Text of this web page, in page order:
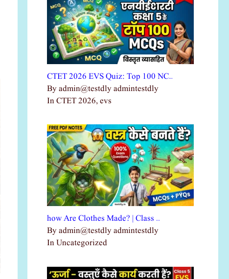
CTET 2026 EVS Quiz: Top 100 NC…
By admin@testdly admintestdly
In CTET 2026, evs
how Are Clothes Made? | Class …
By admin@testdly admintestdly
In Uncategorized